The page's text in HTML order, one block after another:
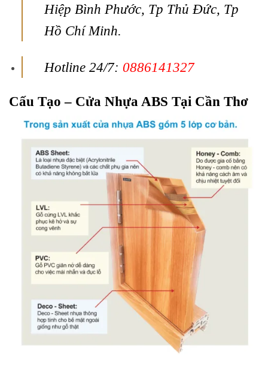
Hiệp Bình Phước, Tp Thủ Đức, Tp
Hồ Chí Minh.
Hotline 24/7: 0886141327
Cấu Tạo – Cửa Nhựa ABS Tại Cần Thơ